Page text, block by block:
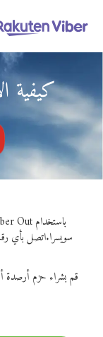
كيفية
سويسرا.
قم بشراء حزم أرصدة